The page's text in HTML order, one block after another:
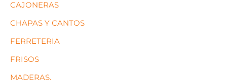
CAJONERAS
CHAPAS Y CANTOS
FERRETERIA
FRISOS
MADERAS.